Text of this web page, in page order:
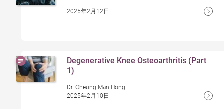
2025年2月12日
Degenerative Knee Osteoarthritis (Part
1)
Dr. Cheung Man Hong
2025年2月10日